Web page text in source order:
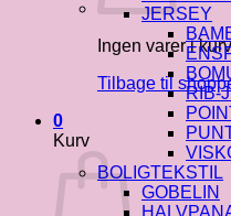
Ingen varer i
Tilbage til
0
Kurv
JERSEY
RIB-
BOLIGTEKSTIL
GOBELIN